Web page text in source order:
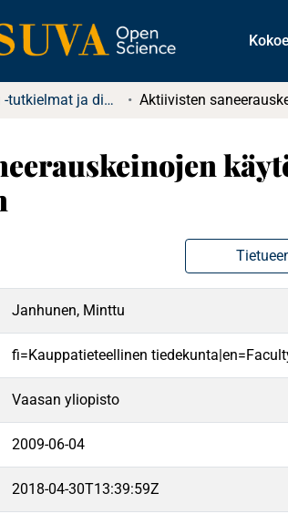
Pro gradu -tutkielmat ja diplomityöt (rajattu saatavuus)
Janhunen, Minttu
fi=Kauppatieteellinen
Vaasan yliopisto
2009-06-04
2018-04-30T13:39:59Z